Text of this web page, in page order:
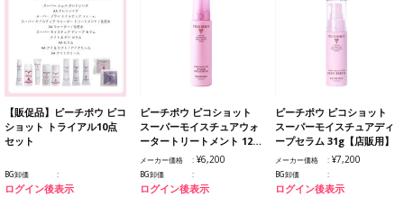
【販促品】ピーチポウ ピコ
ショット トライアル10点
セット
BG卸価
ログイン後表示
ピーチポウ ピコショット
スーパーモイスチュアウォ
ータートリートメント 12…
メーカー価格 ¥6,200
BG卸価
ログイン後表示
ピーチポウ ピコショット
スーパーモイスチュアディ
ープセラム 31g【店販用】
メーカー価格 ¥7,200
BG卸価
ログイン後表示